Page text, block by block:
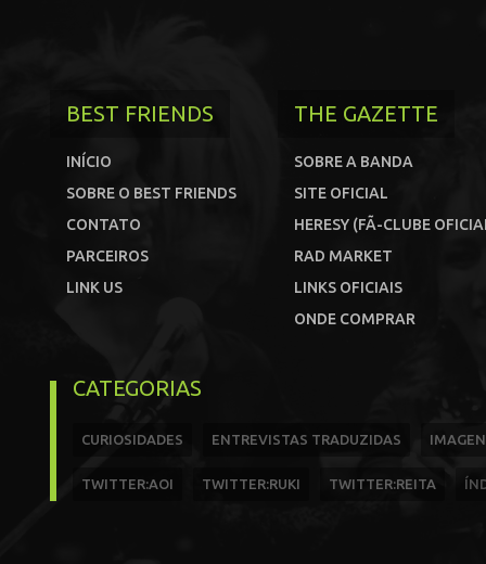
BEST FRIENDS
INÍCIO
SOBRE O BEST FRIENDS
CONTATO
PARCEIROS
LINK US
THE GAZETTE
SOBRE A BANDA
SITE OFICIAL
HERESY (FÃ-CLUBE
RAD MARKET
LINKS OFICIAIS
ONDE COMPRAR
CATEGORIAS
CURIOSIDADES ENTREVISTAS TRADUZIDAS
TWITTER:AOI TWITTER:RUKI TWITTER:REITA